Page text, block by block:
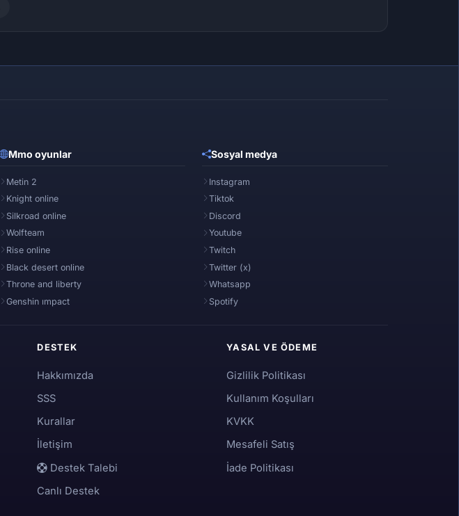
Mmo oyunlar
Metin 2
Knight online
Silkroad online
Wolfteam
Rise online
Black desert online
Throne and liberty
Genshin ımpact
Sosyal medya
Instagram
Tiktok
Discord
Youtube
Twitch
Twitter (x)
Whatsapp
Spotify
DESTEK
Hakkımızda
SSS
Kurallar
İletişim
Destek Talebi
Canlı Destek
YASAL VE ÖDEME
Gizlilik Politikası
Kullanım Koşulları
KVKK
Mesafeli Satış
İade Politikası